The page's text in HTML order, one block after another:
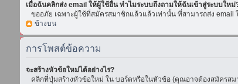
เมื่อฉันคลิกส่ง email ให้ผู้ใช้อื่น ทำไมระบบถึงถามให้ฉันเข้าสู่ระบบใหม่
ขออภัย เฉพาะผู้ใช้ที่สมัครสมาชิกแล้วแล้วเท่านั้น ที่สามารถส่ง
ข้างบน
การโพสต์ข้อความ
จะสร้างหัวข้อใหม่ได้อย่างไร?
คลิกที่ปุ่มสร้างหัวข้อใหม่ ใน บอร์ดหรือในหัวข้อ (คุณอาจต้องสมัครส